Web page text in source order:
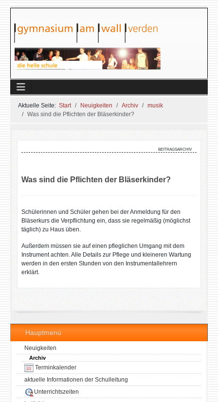
Aktuelle Seite: Start Neuigkeiten Archiv
musik
Was sind die Pflichten der Bläserkinder?
Hauptmenü
Neuigkeiten
Archiv
Terminkalender
aktuelle Informationen der Schulleitung
Unterrichtszeiten
beitragsarchiv
Was sind die Pflichten der Bläserkinder?
Schülerinnen und Schüler gehen bei der Anmeldung für den
Bläserkurs die Verpflichtung ein, dass sie regelmäßig (möglichst
täglich) zu Haus üben.
Außerdem müssen sie auf einen pfleglichen Umgang mit dem
Instrument achten. Alle Details zur Pflege und kleineren Wartung
werden in den ersten Stunden von den Instrumentallehrern
erklärt.